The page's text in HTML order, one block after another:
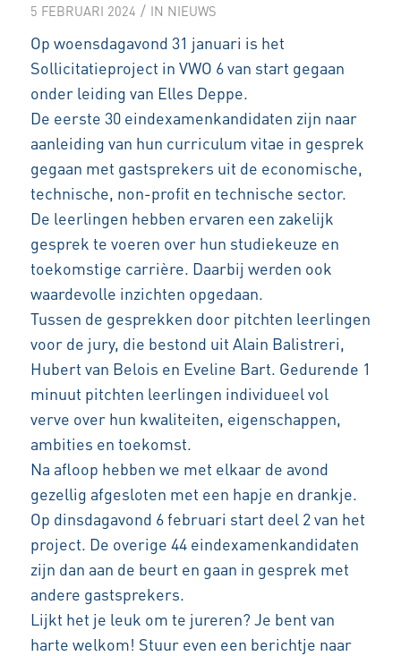
5 FEBRUARI 2024 / IN NIEUWS
Op woensdagavond 31 januari is het
Sollicitatieproject in VWO 6 van start gegaan
onder leiding van Elles Deppe.
De eerste 30 eindexamenkandidaten zijn naar
aanleiding van hun curriculum vitae in gesprek
gegaan met gastsprekers uit de economische,
technische, non-profit en technische sector.
De leerlingen hebben ervaren een zakelijk
gesprek te voeren over hun studiekeuze en
toekomstige carrière. Daarbij werden ook
waardevolle inzichten opgedaan.
Tussen de gesprekken door pitchten leerlingen
voor de jury, die bestond uit Alain Balistreri,
Hubert van Belois en Eveline Bart. Gedurende 1
minuut pitchten leerlingen individueel vol
verve over hun kwaliteiten, eigenschappen,
ambities en toekomst.
Na afloop hebben we met elkaar de avond
gezellig afgesloten met een hapje en drankje.
Op dinsdagavond 6 februari start deel 2 van het
project. De overige 44 eindexamenkandidaten
zijn dan aan de beurt en gaan in gesprek met
andere gastsprekers.
Lijkt het je leuk om te jureren? Je bent van
harte welkom! Stuur even een berichtje naar